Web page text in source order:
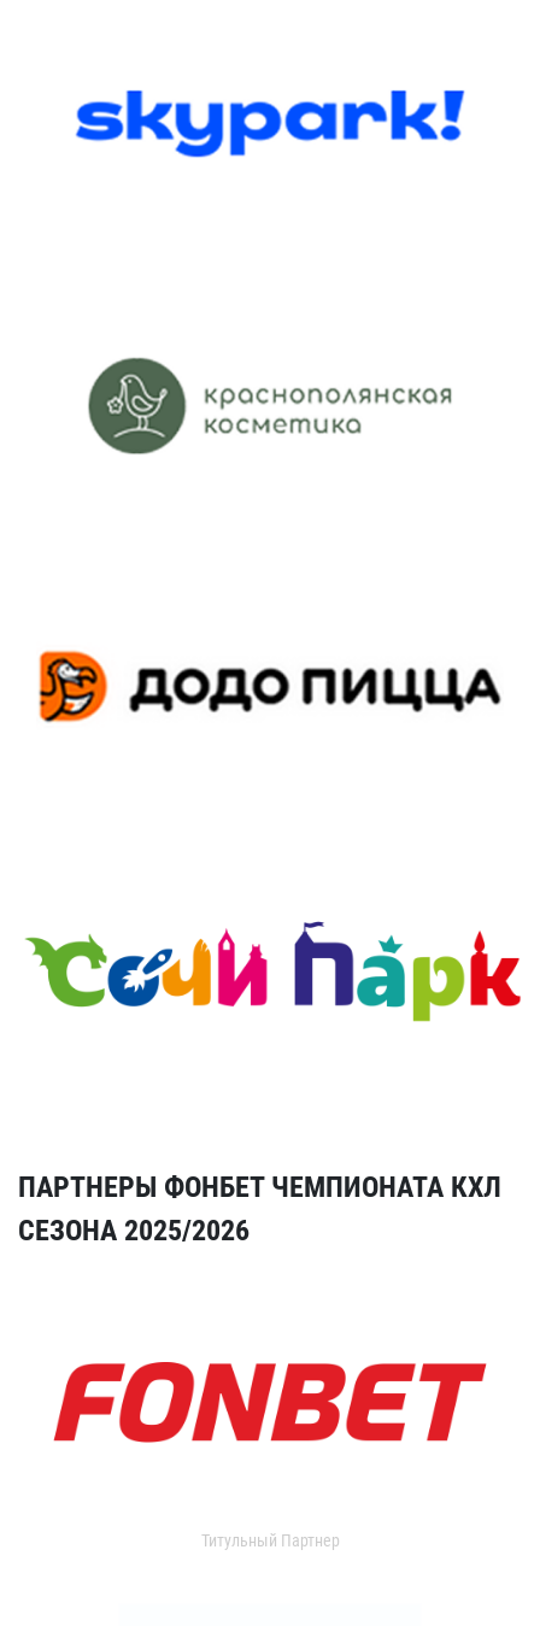
ПАРТНЕРЫ ФОНБЕТ ЧЕМПИОНАТА КХЛ
СЕЗОНА 2025/2026
Титульный Партнер